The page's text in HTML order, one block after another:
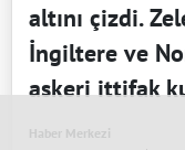
altını çizdi.
İngiltere ve
askeri ittifak
Haber Merkezi